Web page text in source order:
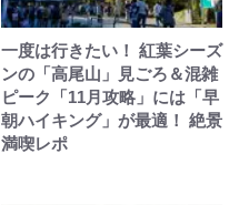
一度は行きたい！ 紅葉シーズ
ンの「高尾山」見ごろ＆混雑
ピーク「11月攻略」には「早
朝ハイキング」が最適！ 絶景
満喫レポ